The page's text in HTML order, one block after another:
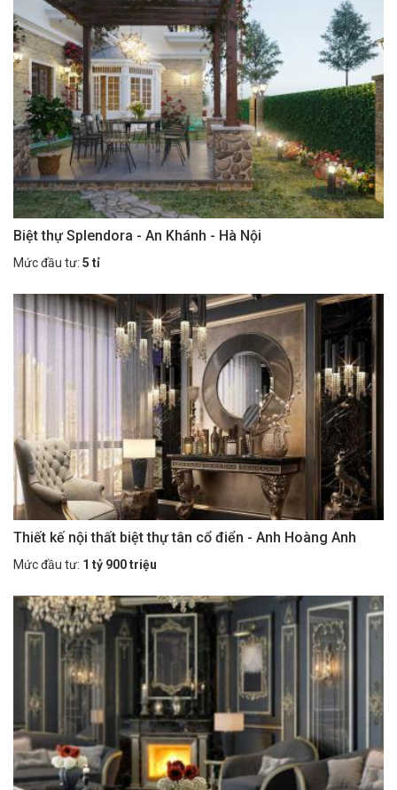
Biệt thự Splendora - An Khánh - Hà Nội
Mức đầu tư: 5 tỉ
Thiết kế nội thất biệt thự tân cổ điển - Anh Hoàng Anh
Mức đầu tư: 1 tỷ 900 triệu